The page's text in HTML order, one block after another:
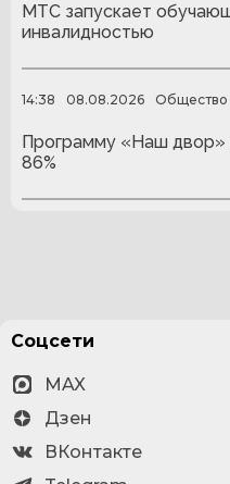
МТС запускает
инвалидностью
14:38 08.08.2026 Общество
Программу «Наш двор»
86%
Соцсети
MAX
Дзен
ВКонтакте